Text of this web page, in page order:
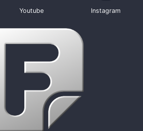
Youtube Instagram